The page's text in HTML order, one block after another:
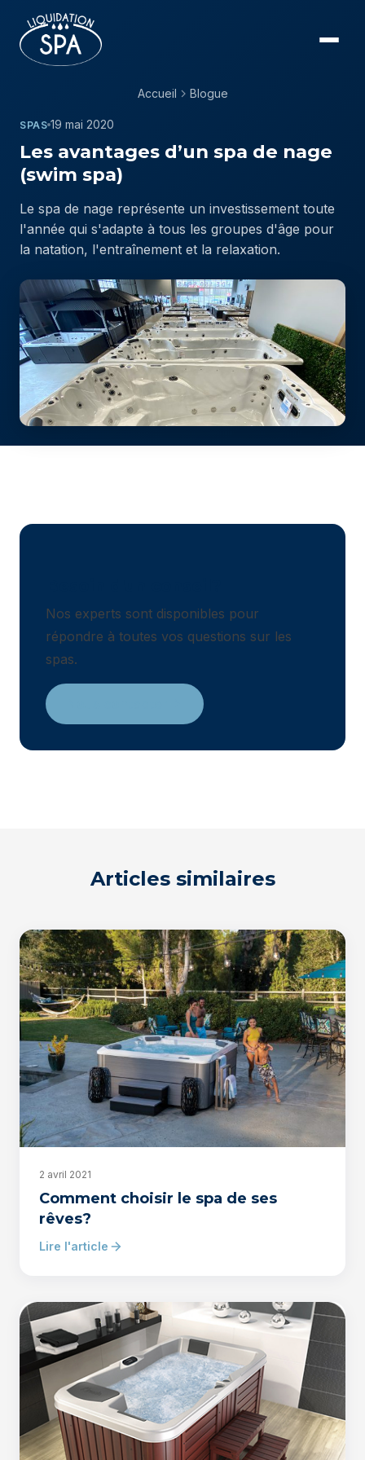
Accueil Blogue
SPAS 19 mai 2020
Les avantages d’un spa de nage
(swim spa)
Le spa de nage représente un investissement toute
l'année qui s'adapte à tous les groupes d'âge pour
la natation, l'entraînement et la relaxation.
Nos experts sont disponibles pour
répondre à toutes vos questions sur les
spas.
Articles similaires
2 avril 2021
Comment choisir le spa de ses
rêves?
Lire l'article